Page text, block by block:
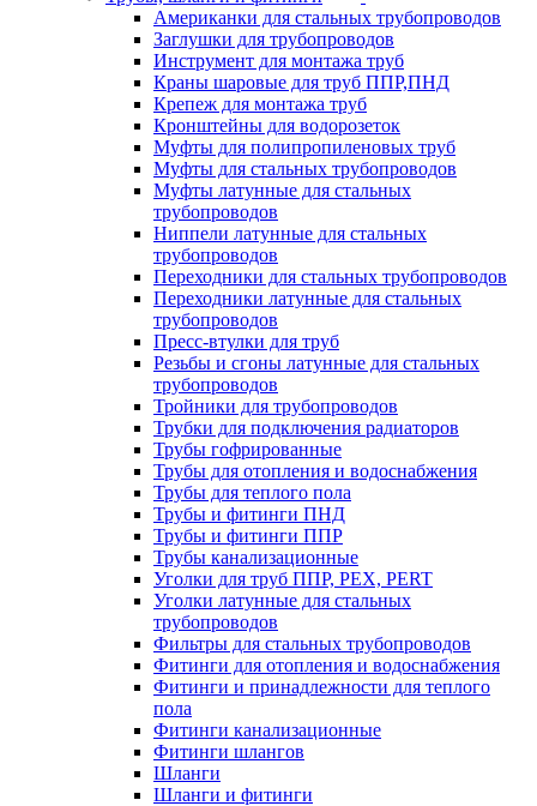
Американки для стальных трубопроводов
Заглушки для трубопроводов
Инструмент для монтажа труб
Краны шаровые для труб ППР,ПНД
Крепеж для монтажа труб
Кронштейны для водорозеток
Муфты для полипропиленовых труб
Муфты для стальных трубопроводов
Муфты латунные для стальных
трубопроводов
Ниппели латунные для стальных
трубопроводов
Переходники для стальных трубопроводов
Переходники латунные для стальных
трубопроводов
Пресс-втулки для труб
Резьбы и сгоны латунные для стальных
трубопроводов
Тройники для трубопроводов
Трубки для подключения радиаторов
Трубы гофрированные
Трубы для отопления и водоснабжения
Трубы для теплого пола
Трубы и фитинги ПНД
Трубы и фитинги ППР
Трубы канализационные
Уголки для труб ППР, PEX, PERT
Уголки латунные для стальных
трубопроводов
Фильтры для стальных трубопроводов
Фитинги для отопления и водоснабжения
Фитинги и принадлежности для теплого
пола
Фитинги канализационные
Фитинги шлангов
Шланги
Шланги и фитинги